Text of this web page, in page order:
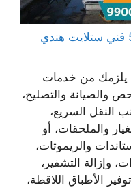
فني ستلايت المطلاع 52227330 فني ستلايت هندي
يلزمك من خدمات
والصيانة والتصليح،
النقل السريع،
والملحقات، أو
والريموتات،
وإزالة التشفير،
الأطباق اللاقطة،